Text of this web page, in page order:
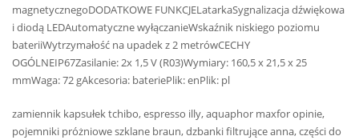
magnetycznegoDODATKOWE FUNKCJELatarkaSygnalizacja dźwiękowa
i diodą LEDAutomatyczne wyłączanieWskaźnik niskiego poziomu
bateriiWytrzymałość na upadek z 2 metrówCECHY
OGÓLNEIP67Zasilanie: 2x 1,5 V (R03)Wymiary: 160,5 x 21,5 x 25
mmWaga: 72 gAkcesoria: bateriePlik: enPlik: pl
zamiennik kapsułek tchibo, espresso illy, aquaphor maxfor opinie,
pojemniki próżniowe szklane braun, dzbanki filtrujące anna, części do